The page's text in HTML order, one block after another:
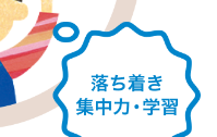
LITALICOワークス
LITALICOキャリア
LITALICO発達特性検査